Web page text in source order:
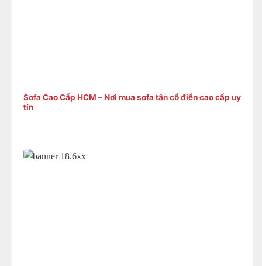
Sofa Cao Cấp HCM – Nơi mua sofa tân cổ điển cao cấp uy
tín